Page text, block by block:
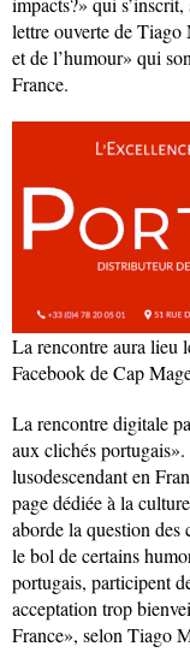
lettre ouverte de
et de l’humour» qui
France.
La rencontre aura lieu
Facebook de Cap
La rencontre digitale
aux clichés
lusodescendant en
page dédiée à la
aborde la question des
le bol de certains
portugais, participent
acceptation trop
France», selon Tiago